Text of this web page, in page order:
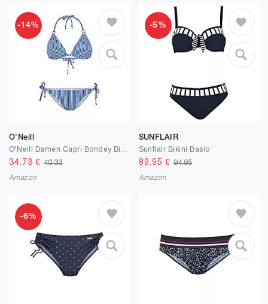
-14%
O'Neill
34.73 €40.33
Amazon
-5%
SUNFLAIR
Sunflair Bikini Basic
89.95 € 94.95
Amazon
-6%